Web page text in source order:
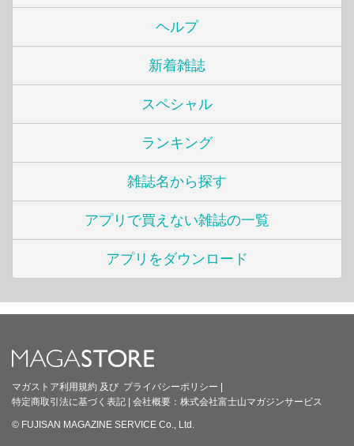
ヘルプ
新着雑誌
スペシャル
ランキング
雑誌名から探す
アプリで買えない雑誌の一覧
アプリをダウンロード
マガストア利用規約 及び プライバシーポリシー
特定商取引法に基づく表記
会社概要： 株式会社富士山マガジンサービス
© FUJISAN MAGAZINE SERVICE Co., Ltd.